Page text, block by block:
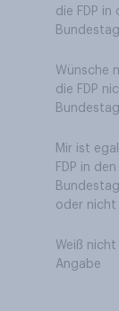
die FDP in
Wünsche
die FDP
Mir ist
FDP in den
oder nicht
Weiß
Angabe